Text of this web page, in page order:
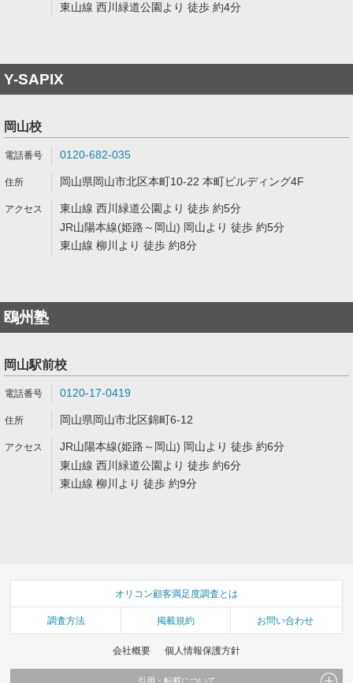
東山線 西川緑道公園より 徒歩 約4分
Y-SAPIX
岡山校
0120-682-035
岡山県岡山市北区本町10-22 本町ビルディング4F
東山線 西川緑道公園より 徒歩 約5分
JR山陽本線(姫路～岡山) 岡山より 徒歩 約5分
東山線 柳川より 徒歩 約8分
鴎州塾
岡山駅前校
0120-17-0419
岡山県岡山市北区錦町6-12
JR山陽本線(姫路～岡山) 岡山より 徒歩 約6分
東山線 西川緑道公園より 徒歩 約6分
東山線 柳川より 徒歩 約9分
オリコン顧客満足度調査とは
調査方法 掲載規約 お問い合わせ
会社概要 個人情報保護方針
引用・転載について